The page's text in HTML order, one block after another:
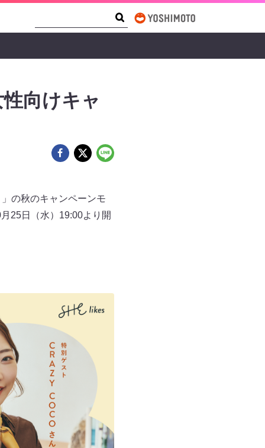
向けキャ
の秋のキャンペーンモ
25日（水）19:00より開